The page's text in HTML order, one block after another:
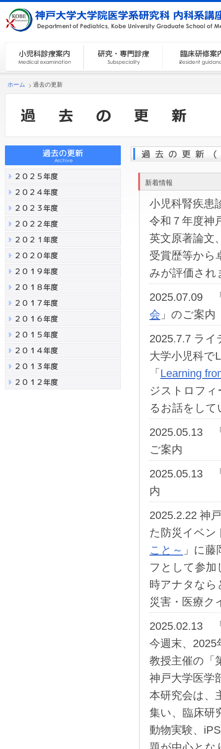
ホーム 過去の更新
新着情報
小児科腎疾患
令和７年度神
英文原著論文
受賞歴等から
みが評価され
2025.07.09
会 」のご案内
2025.7.7 ライ
大学小児科で
「 Learning
ジストロフィ
るお話をし
2025.05.13
ご案内
2025.05.13
内
2025.2.22 神
た防災イベン
こと～ 」に
フとして参加
時アナタなら
災害・医療ク
2025.02.13
今週末、2025
教授主催の「
神戸大学医学
本研究会は、
集い、臨床研
動物実験、